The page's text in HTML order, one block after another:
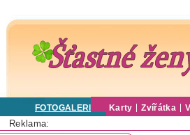
FOTOGALERIE Karty Zvířátka
Reklama: